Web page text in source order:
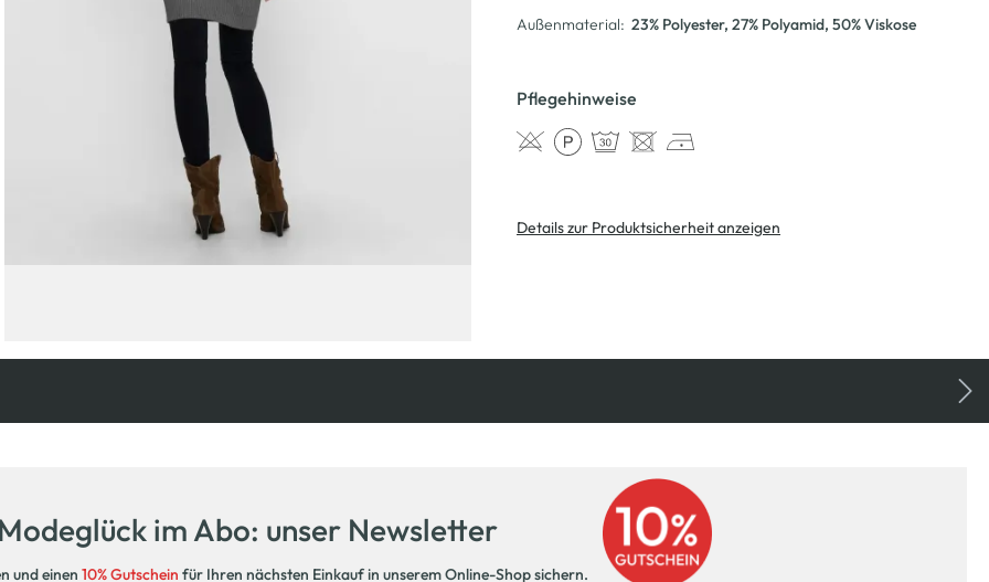
Außenmaterial: 23% Polyester, 27% Polyamid, 50% Viskose
Pflegehinweise
Details zur Produktsicherheit anzeigen
Modeglück im Abo: unser Newsletter
und einen 10% Gutschein für Ihren nächsten Einkauf in unserem Online-Shop sichern.